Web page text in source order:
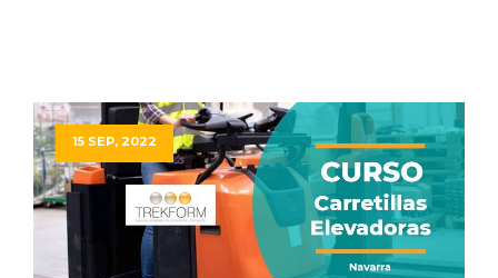
15 SEP, 2022